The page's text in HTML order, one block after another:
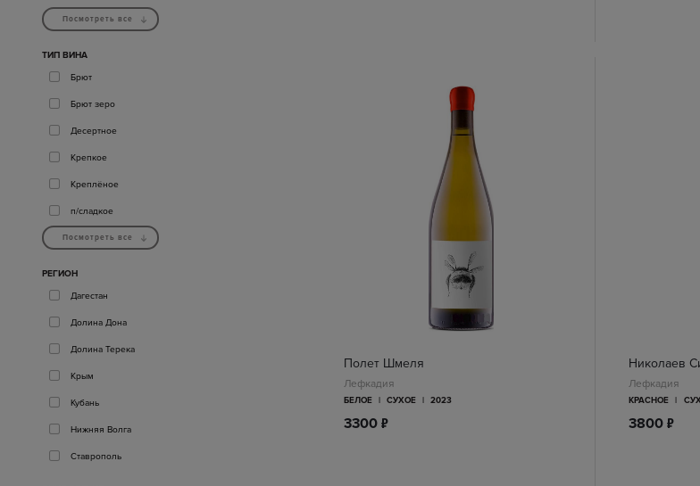
Посмотреть все
ТИП ВИНА
Брют
Брют зеро
Десертное
Крепкое
Креплёное
п/сладкое
Посмотреть все
РЕГИОН
Дагестан
Долина Дона
Долина Терека
Крым
Кубань
Нижняя Волга
Ставрополь
Полет Шмеля
Лефкадия
БЕЛОЕ СУХОЕ 2023
3300 п
Николаев
Лефкадия
КРАСНОЕ
3800п